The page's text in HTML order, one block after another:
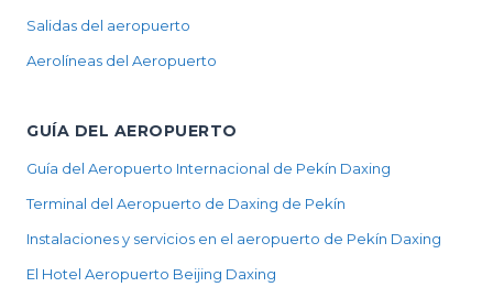
Salidas del aeropuerto
Aerolíneas del Aeropuerto
GUÍA DEL AEROPUERTO
Guía del Aeropuerto Internacional de Pekín Daxing
Terminal del Aeropuerto de Daxing de Pekín
Instalaciones y servicios en el aeropuerto de Pekín Daxing
El Hotel Aeropuerto Beijing Daxing